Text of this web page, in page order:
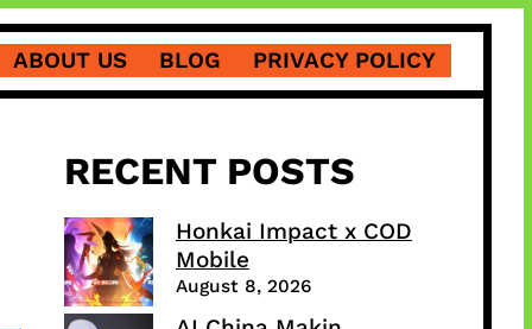
ABOUT US BLOG PRIVACY POLICY
RECENT POSTS
Honkai Impact x COD
Mobile
August 8, 2026